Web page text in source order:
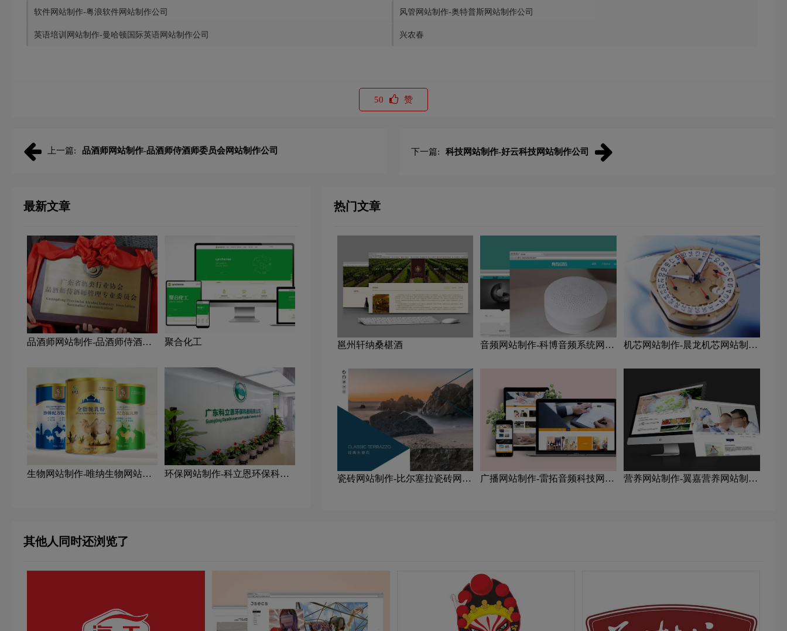
软件网站制作-粤浪软件网站制作公司 风管网站制作-奥特普斯网站制作公司
英语培训网站制作-曼哈顿国际英语网站制作公司 兴农春
50 赞
上一篇: 品酒师网站制作-品酒师侍酒师委员会网站制作公司 下一篇: 科技网站制作-好云科技网站制作公司
最新文章
品酒师网站制作-品酒师侍酒师
聚合化工
生物网站制作-唯纳生物网站制
环保网站制作-科立恩环保科技
热门文章
邕州轩纳桑椹酒
音频网站制作-科博音频系统网站
机芯网站制作-晨龙机芯网站制作
瓷砖网站制作-比尔塞拉瓷砖网站
广播网站制作-雷拓音频科技网站
营养网站制作-翼嘉营养网站制作
其他人同时还浏览了